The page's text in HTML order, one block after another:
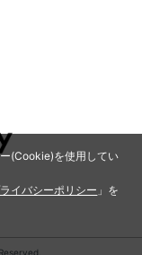
(Cookie)を使用してい
イバシーポリシー 」を